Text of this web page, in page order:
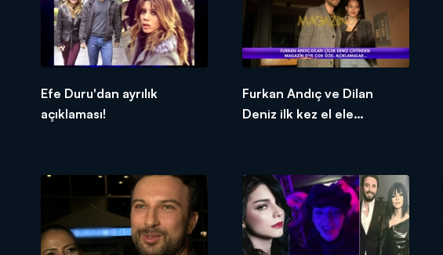
Efe Duru'dan ayrılık
açıklaması!
Furkan Andıç ve Dilan
Deniz ilk kez el ele